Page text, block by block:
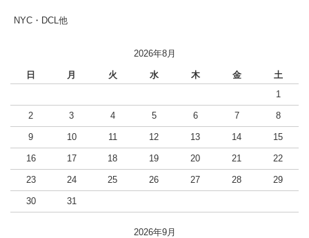
NYC・DCL他
2026年8月
日 月 火 水 木 金
土
1
2 3 4 5 6 7 8
9 10 11 12 13 14 15
16 17 18 19 20 21 22
23 24 25 26 27 28 29
30 31
2026年9月